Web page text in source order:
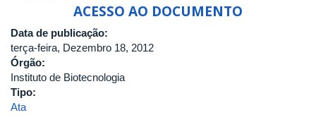
ACESSO AO DOCUMENTO
Data de publicação:
terça-feira, Dezembro 18, 2012
Órgão:
Instituto de Biotecnologia
Tipo:
Ata